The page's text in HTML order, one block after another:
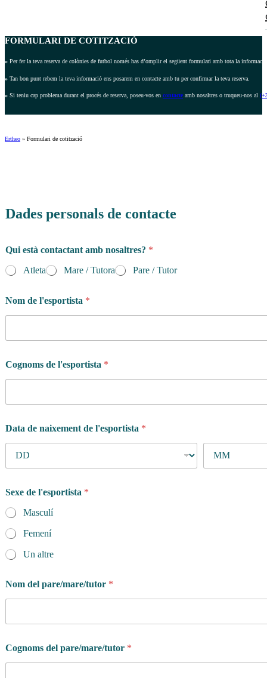
FORMULARI DE COTITZACIÓ
» Per fer la teva reserva de colònies de futbol només has d’omplir el següent formulari amb tota la
» Tan bon punt rebem la teva informació ens posarem en contacte amb tu per confirmar la teva reserva.
» Si teniu cap problema durant el procés de reserva, poseu-vos en contacte amb nosaltres o truqueu-nos al
Ertheo » Formulari de cotització
Dades personals de contacte
Qui està contactant amb nosaltres? *
Atleta
Mare / Tutora Pare / Tutor
Nom de l'esportista *
Cognoms de l'esportista *
Data de naixement de l'esportista *
Sexe de l'esportista *
Masculí
Femení
Un altre
Nom del pare/mare/tutor *
Cognoms del pare/mare/tutor *